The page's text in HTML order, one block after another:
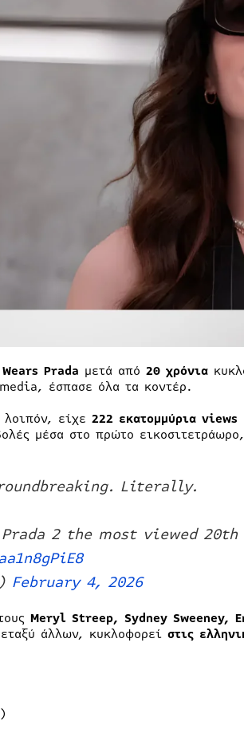
Prada μετά από 20 χρόνια
έσπασε όλα τα κοντέρ.
λοιπόν, είχε 222 εκατομμύρια
μέσα στο πρώτο
Literally.
2 the most viewed
February 4, 2026
Meryl Streep, Sydney Sweeney,
άλλων, κυκλοφορεί στις